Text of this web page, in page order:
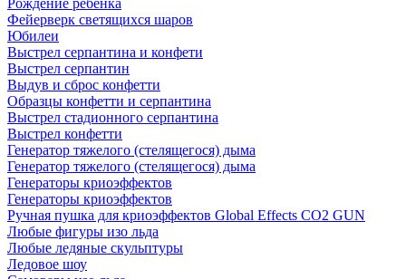
Рождение ребенка
Фейерверк светящихся шаров
Юбилеи
Выстрел серпантина и конфети
Выстрел серпантин
Выдув и сброс конфетти
Образцы конфетти и серпантина
Выстрел стадионного серпантина
Выстрел конфетти
Генератор тяжелого (стелящегося) дыма
Генератор тяжелого (стелящегося) дыма
Генераторы криоэффектов
Генераторы криоэффектов
Ручная пушка для криоэффектов Global Effects CO2 GUN
Любые фигуры изо льда
Любые ледяные скульптуры
Ледовое шоу